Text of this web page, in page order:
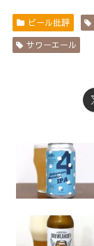
ビール批評
サワーエール